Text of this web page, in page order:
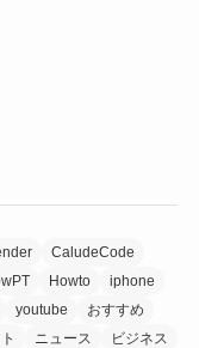
CaludeCode
Howto
iphone
youtube
おすすめ
ニュース
ビジネス